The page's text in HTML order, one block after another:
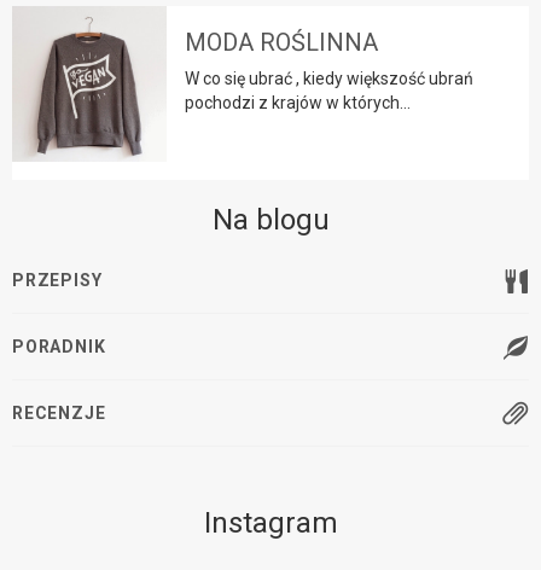
MODA ROŚLINNA
W co się ubrać , kiedy większość ubrań
pochodzi z krajów w których...
Na blogu
PRZEPISY
PORADNIK
RECENZJE
Instagram